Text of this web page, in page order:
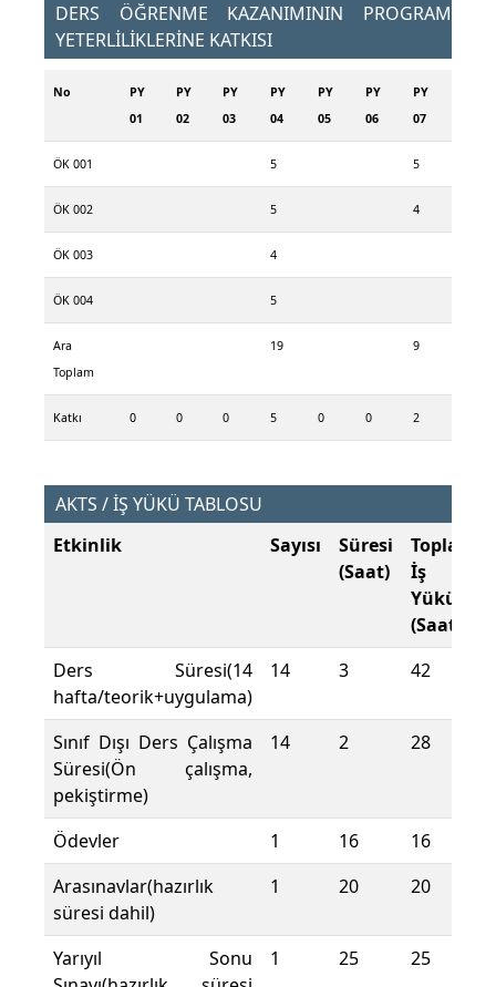
DERS ÖĞRENME KAZANIMININ PROGRAM
YETERLİLİKLERİNE KATKISI
No
PY
01
PY
02
PY
03
PY
04
PY
05
PY
06
PY
07
ÖK 001 5 5
ÖK 002 5 4
ÖK 003 4
ÖK 004 5
Ara
Toplam
19 9
Katkı 0 0 0 5 0 0 2
AKTS / İŞ YÜKÜ TABLOSU
Etkinlik
Sayısı
Süresi
(Saat)
Toplam
İş
Yükü
(Saat)
Ders Süresi(14
hafta/teorik+uygulama)
14 3 42
Sınıf Dışı Ders Çalışma
Süresi(Ön çalışma,
pekiştirme)
14 2 28
Ödevler 1 16
16
Arasınavlar(hazırlık
süresi dahil)
1 20 20
Yarıyıl Sonu
1 25 25